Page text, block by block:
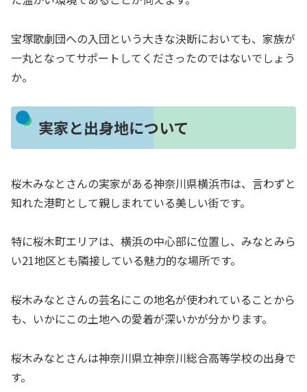
宝塚歌劇団への入団という大きな決断においても、家族が
一丸となってサポートしてくださったのではないでしょう
か。
実家と出身地について
桜木みなとさんの実家がある神奈川県横浜市は、言わずと
知れた港町として親しまれている美しい街です。
特に桜木町エリアは、横浜の中心部に位置し、みなとみら
い21地区とも隣接している魅力的な場所です。
桜木みなとさんの芸名にこの地名が使われていることから
も、いかにこの土地への愛着が深いかが分かります。
桜木みなとさんは神奈川県立神奈川総合高等学校の出身で
す。